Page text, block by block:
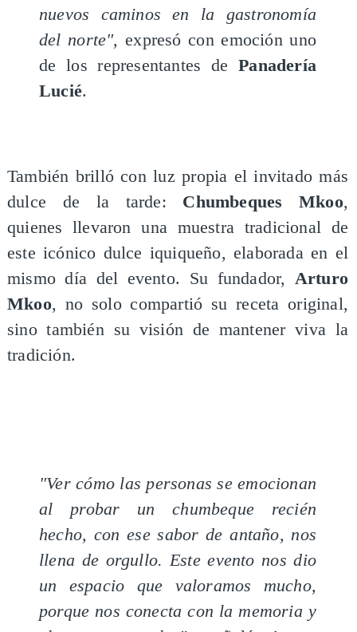
nuevos caminos en la gastronomía
del norte", expresó con emoción uno
de los representantes dePanadería
Lucié.
También brilló con luz propia el invitado más
dulce de la tarde: Chumbeques Mkoo,
quienes llevaron una muestra tradicional de
este icónico dulce iquiqueño, elaborada en el
mismo día del evento. Su fundador, Arturo
Mkoo, no solo compartió su receta original,
sino también su visión de mantener viva la
tradición.
"Ver cómo las personas se emocionan
al probar un chumbeque recién
hecho, con ese sabor de antaño, nos
llena de orgullo. Este evento nos dio
un espacio que valoramos mucho,
porque nos conecta con la memoria y